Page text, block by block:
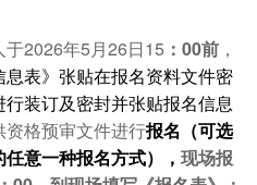
于2026年5 月 26日 15 ： 00前 ，
表》张贴在报名资料文件密
装订及密封并张贴报名信息
资格预审文件进行报名（可选
意一种报名方式）， 现场报